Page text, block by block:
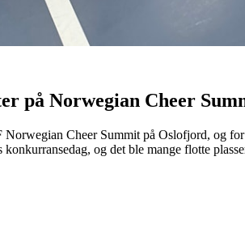
på Norwegian Cheer
Norwegian Cheer Summit på Oslofjord, og
og det ble mange flotte